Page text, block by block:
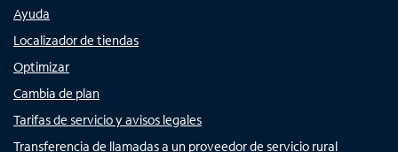
Ayuda
Localizador de tiendas
Optimizar
Cambia de plan
Tarifas de servicio y avisos legales
Transferencia de llamadas a un proveedor de servicio rural